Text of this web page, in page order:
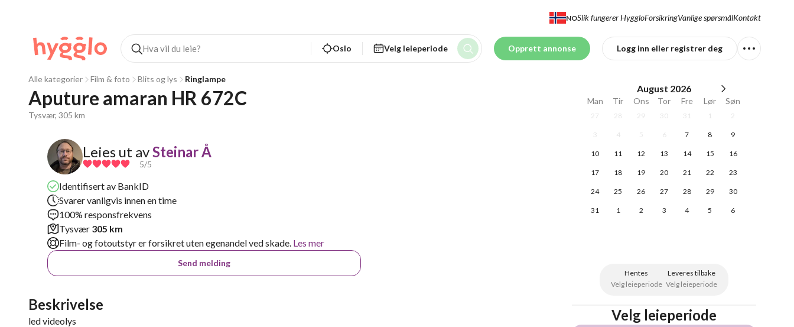
NOSlik fungerer HyggloForsikringVanlige spørsmålKontakt
Oslo Velg leieperiode Opprett annonse Logg inn eller registrer deg
Alle kategorier Film & foto Blits og lys Ringlampe
Aputure amaran HR 672C
Tysvær, 305 km
Leies ut avSteinar Å
5/5
Identifisert av BankID
Svarer vanligvis innen en time
100% responsfrekvens
Tysvær 305 km
Film- og fotoutstyr er forsikret uten egenandel ved skade. Les mer
Send melding
Beskrivelse
led videolys
August 2026
Man Tir Ons Tor Fre Lør Søn
27 28 29 30 31 1 2
3 4 5 6 7 8 9
10 11 12 13 14 15 16
17 18 19 20 21 22 23
24 25 26 27 28 29 30
31 1 2 3 4 5 6
Hentes
Velg leieperiode
Leveres tilbake
Velg leieperiode
Velg leieperiode